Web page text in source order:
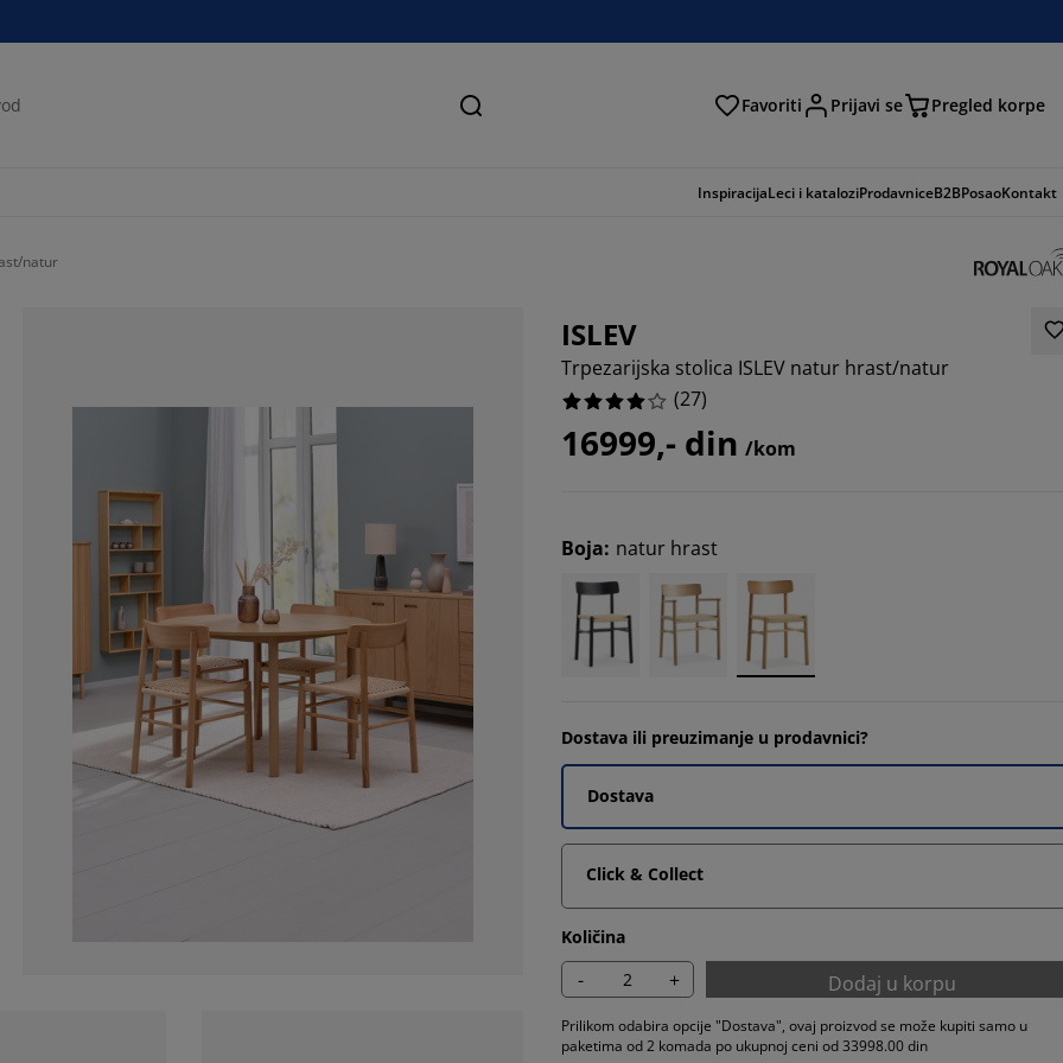
Pretraga Favoriti Prijavi se Pregled korpe
InspiracijaLeci i kataloziProdavniceB2BPosaoKontakt
natur
ISLEV
Trpezarijska stolica ISLEV natur hrast/natur
(27)
16999,- din /kom
Boja: natur hrast
Dostava ili preuzimanje u prodavnici?
Dostava
Click & Collect
Količina
- + Dodaj u korpu
Prilikom odabira opcije "Dostava", ovaj proizvod se može kupiti samo u
paketima od 2 komada po ukupnoj ceni od 33998.00 din
7.4074074074074066%
7.4074074074074066%
7.4074074074074066%